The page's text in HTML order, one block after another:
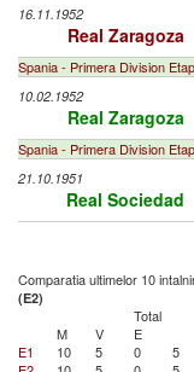
16.11.1952
Real Zaragoza
Spania - Primera Division
10.02.1952
Real Zaragoza
Spania - Primera Division
21.10.1951
Real Sociedad
Comparatia ultimelor 10
(E2)
Total
M
V E
E1
10 5 0 5